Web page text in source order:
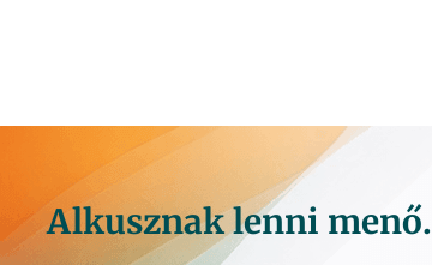
Alkusznak lenni menő.